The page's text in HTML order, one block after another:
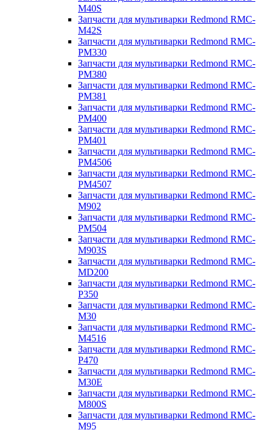
M40S
Запчасти для мультиварки Redmond RMC-
M42S
Запчасти для мультиварки Redmond RMC-
PM330
Запчасти для мультиварки Redmond RMC-
PM380
Запчасти для мультиварки Redmond RMC-
PM381
Запчасти для мультиварки Redmond RMC-
PM400
Запчасти для мультиварки Redmond RMC-
PM401
Запчасти для мультиварки Redmond RMC-
PM4506
Запчасти для мультиварки Redmond RMC-
PM4507
Запчасти для мультиварки Redmond RMC-
M902
Запчасти для мультиварки Redmond RMC-
PM504
Запчасти для мультиварки Redmond RMC-
M903S
Запчасти для мультиварки Redmond RMC-
MD200
Запчасти для мультиварки Redmond RMC-
P350
Запчасти для мультиварки Redmond RMC-
M30
Запчасти для мультиварки Redmond RMC-
M4516
Запчасти для мультиварки Redmond RMC-
P470
Запчасти для мультиварки Redmond RMC-
M30E
Запчасти для мультиварки Redmond RMC-
M800S
Запчасти для мультиварки Redmond RMC-
M95